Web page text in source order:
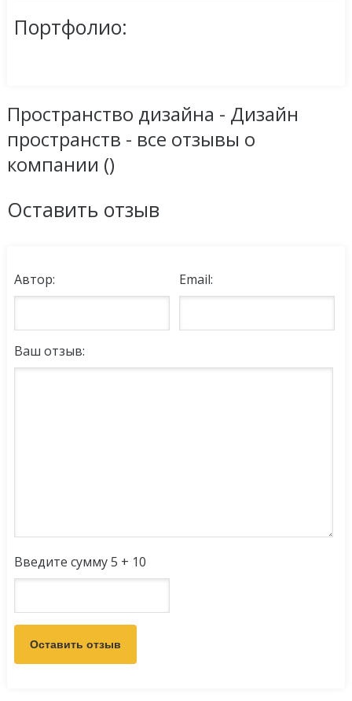
Портфолио:
Пространство дизайна - Дизайн
пространств - все отзывы о
компании ()
Оставить отзыв
Автор: Email:
Ваш отзыв:
Введите сумму 5 + 10